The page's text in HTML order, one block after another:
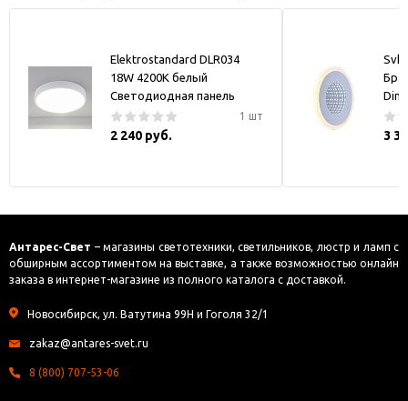
Elektrostandard DLR034
18W 4200K белый
Светодиодная панель
1 шт
2 240 руб.
Бра
3
Антарес-Свет – магазины светотехники, светильников, люстр и ламп с
обширным ассортиментом на выставке, а также возможностью онлайн
заказа в интернет-магазине из полного каталога с доставкой.
Новосибирск, ул. Ватутина 99Н и Гоголя 32/1
zakaz@antares-svet.ru
8 (800) 707-53-06